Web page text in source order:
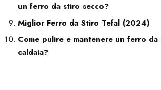
un ferro da stiro secco?
Miglior Ferro da Stiro Tefal (2024)
Come pulire e mantenere un ferro
caldaia?